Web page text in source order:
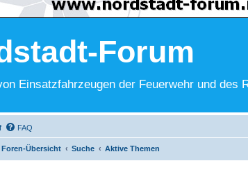
Forum
Einsatzfahrzeugen der Feuerwehr und des
FAQ
Foren-Übersicht Suche Aktive Themen